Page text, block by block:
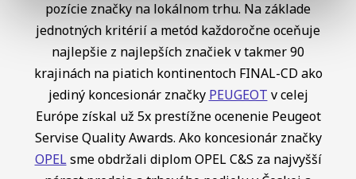
pozície značky na lokálnom trhu. Na základe
jednotných kritérií a metód každoročne oceňuje
najlepšie z najlepších značiek v takmer 90
krajinách na piatich kontinentoch FINAL-CD ako
jediný koncesionár značky PEUGEOT v celej
Európe získal už 5x prestížne ocenenie Peugeot
Servise Quality Awards. Ako koncesionár značky
OPELsme obdržali diplom OPEL C&S za najvyšší